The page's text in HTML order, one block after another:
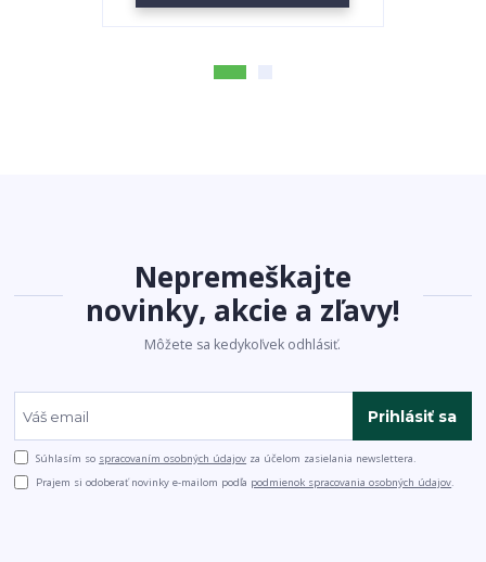
Nepremeškajte
novinky, akcie a zľavy!
Môžete sa kedykoľvek odhlásiť.
Prihlásiť sa
Súhlasím so spracovaním osobných údajov za účelom zasielania newslettera.
Prajem si odoberať novinky e-mailom podľa podmienok spracovania osobných údajov.